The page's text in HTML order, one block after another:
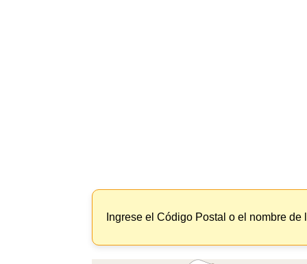
Ingrese el Código Postal o el nombre